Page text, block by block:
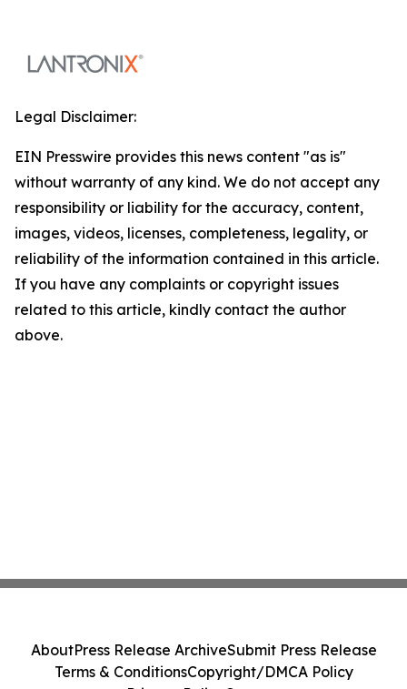
Legal Disclaimer:
EIN Presswire provides this news content "as is"
without warranty of any kind. We do not accept any
responsibility or liability for the accuracy, content,
images, videos, licenses, completeness, legality, or
reliability of the information contained in this article.
If you have any complaints or copyright issues
related to this article, kindly contact the author
above.
AboutPress Release ArchiveSubmit Press Release
Terms & ConditionsCopyright/DMCA Policy